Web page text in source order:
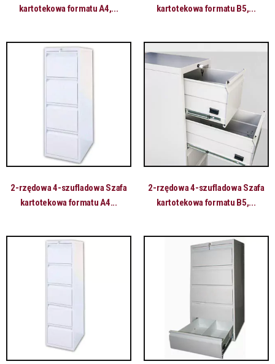
kartotekowa formatu A4,...
kartotekowa formatu B5,...
2-rzędowa 4-szufladowa Szafa
kartotekowa formatu A4...
2-rzędowa 4-szufladowa Szafa
kartotekowa formatu B5,...